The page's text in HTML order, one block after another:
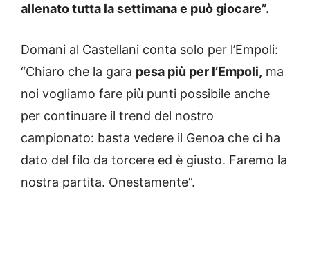
allenato tutta la settimana e può giocare”.
Domani al Castellani conta solo per l’Empoli:
“Chiaro che la gara pesa più per l’Empoli, ma
noi vogliamo fare più punti possibile anche
per continuare il trend del nostro
campionato: basta vedere il Genoa che ci ha
dato del filo da torcere ed è giusto. Faremo la
nostra partita. Onestamente”.